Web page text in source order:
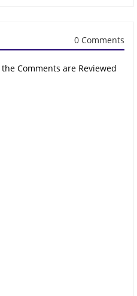
0 Comments
Comments are Reviewed